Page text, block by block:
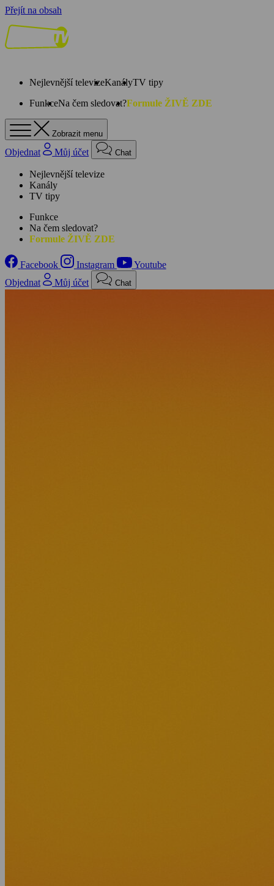
Přejít na obsah
Nejlevnější televizeKanályTV tipy
FunkceNa čem sledovat?Formule ŽIVĚ ZDE
Zobrazit menu
Objednat Můj účet Chat
Nejlevnější televize
Kanály
TV tipy
Funkce
Na čem sledovat?
Formule ŽIVĚ ZDE
Facebook Instagram
Youtube
Objednat
Můj účet Chat